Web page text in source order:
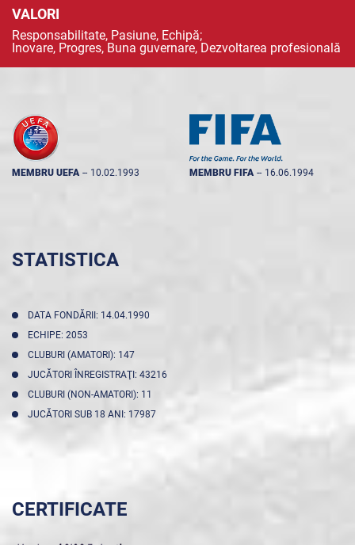
VALORI
Responsabilitate, Pasiune, Echipă;
Inovare, Progres, Buna guvernare, Dezvoltarea profesională
MEMBRU UEFA -- 10.02.1993 MEMBRU FIFA -- 16.06.1994
STATISTICA
DATA FONDĂRII: 14.04.1990
ECHIPE: 2053
CLUBURI (AMATORI): 147
JUCĂTORI ÎNREGISTRAŢI: 43216
CLUBURI (NON-AMATORI): 11
JUCĂTORI SUB 18 ANI: 17987
CERTIFICATE